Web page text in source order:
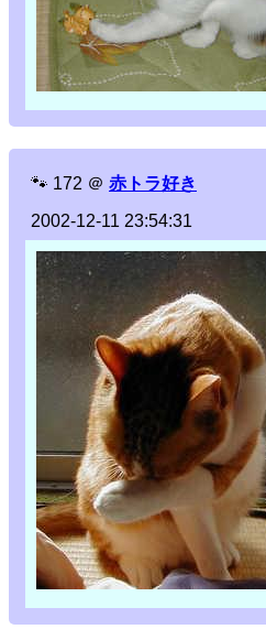
🐾 172 ＠ 赤トラ好き
2002-12-11 23:54:31